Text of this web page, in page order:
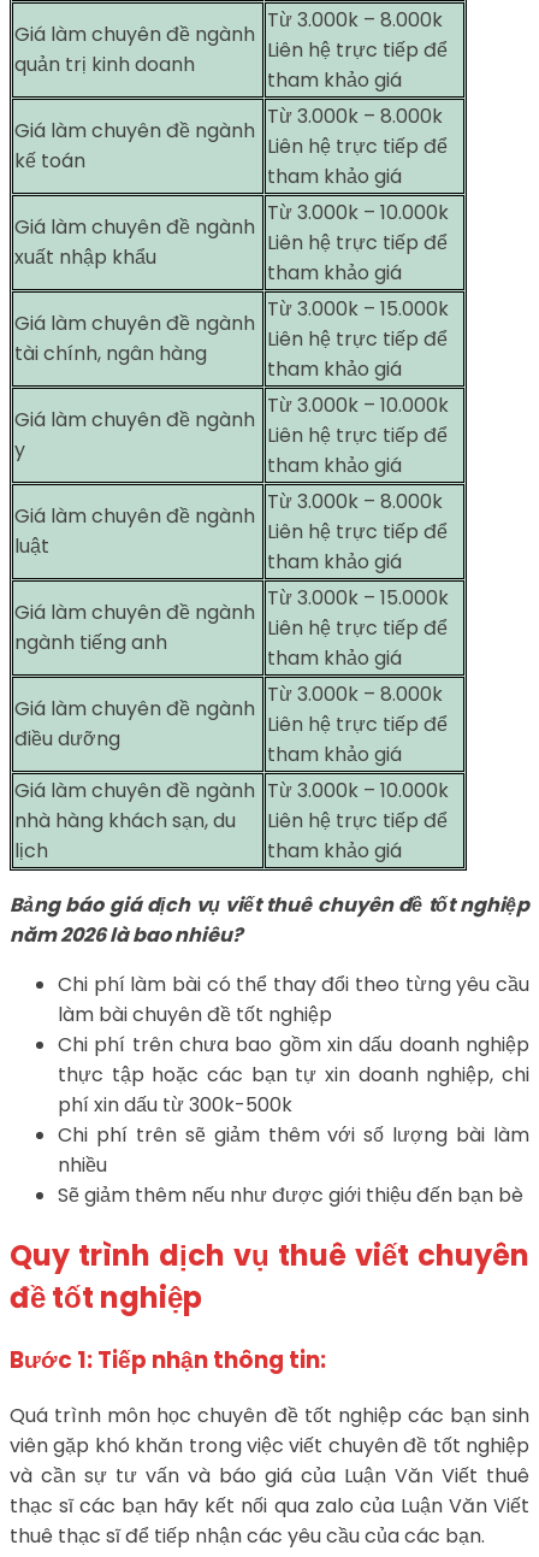
Giá làm chuyên đề ngành
quản trị kinh doanh
Từ 3.000k – 8.000k
Liên hệ trực tiếp để
tham khảo giá
Giá làm chuyên đề ngành
kế toán
Từ 3.000k – 8.000k
Liên hệ trực tiếp để
tham khảo giá
Giá làm chuyên đề ngành
xuất nhập khẩu
Từ 3.000k – 10.000k
Liên hệ trực tiếp để
tham khảo giá
Giá làm chuyên đề ngành
tài chính, ngân hàng
Từ 3.000k – 15.000k
Liên hệ trực tiếp để
tham khảo giá
Giá làm chuyên đề ngành
y
Từ 3.000k – 10.000k
Liên hệ trực tiếp để
tham khảo giá
Giá làm chuyên đề ngành
luật
Từ 3.000k – 8.000k
Liên hệ trực tiếp để
tham khảo giá
Giá làm chuyên đề ngành
ngành tiếng anh
Từ 3.000k – 15.000k
Liên hệ trực tiếp để
tham khảo giá
Giá làm chuyên đề ngành
điều dưỡng
Từ 3.000k – 8.000k
Liên hệ trực tiếp để
tham khảo giá
Giá làm chuyên đề ngành
nhà hàng khách sạn, du
lịch
Từ 3.000k – 10.000k
Liên hệ trực tiếp để
tham khảo giá
Bảng báo giá dịch vụ viết thuê chuyên đề tốt nghiệp
năm 2026 là bao nhiêu?
Chi phí làm bài có thể thay đổi theo từng yêu cầu
làm bài chuyên đề tốt nghiệp
Chi phí trên chưa bao gồm xin dấu doanh nghiệp
thực tập hoặc các bạn tự xin doanh nghiệp, chi
phí xin dấu từ 300k-500k
Chi phí trên sẽ giảm thêm với số lượng bài làm
nhiều
Sẽ giảm thêm nếu như được giới thiệu đến bạn bè
Quy trình dịch vụ thuê viết chuyên
đề tốt nghiệp
Bước 1: Tiếp nhận thông tin:
Quá trình môn học chuyên đề tốt nghiệp các bạn sinh
viên gặp khó khăn trong việc viết chuyên đề tốt nghiệp
và cần sự tư vấn và báo giá của Luận Văn Viết thuê
thạc sĩ các bạn hãy kết nối qua zalo của Luận Văn Viết
thuê thạc sĩ để tiếp nhận các yêu cầu của các bạn.